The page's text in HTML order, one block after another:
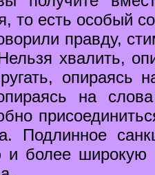
то есть особый
правду,
хвалить,
опираясь
на
Подлинное
и более широкую